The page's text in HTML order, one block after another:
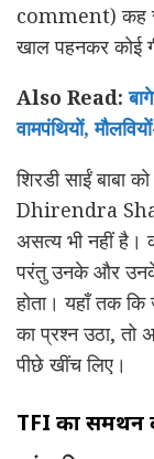
comment) कह
खाल पहनकर कोई
Also Read:
वामपंथियों,
शिरडी साईं बाबा
Dhirendra
असत्य भी नहीं है।
परंतु उनके और उनके
होता। यहाँ तक कि
का प्रश्न उठा, तो
पीछे खींच लिए।
TFI का समर्थन